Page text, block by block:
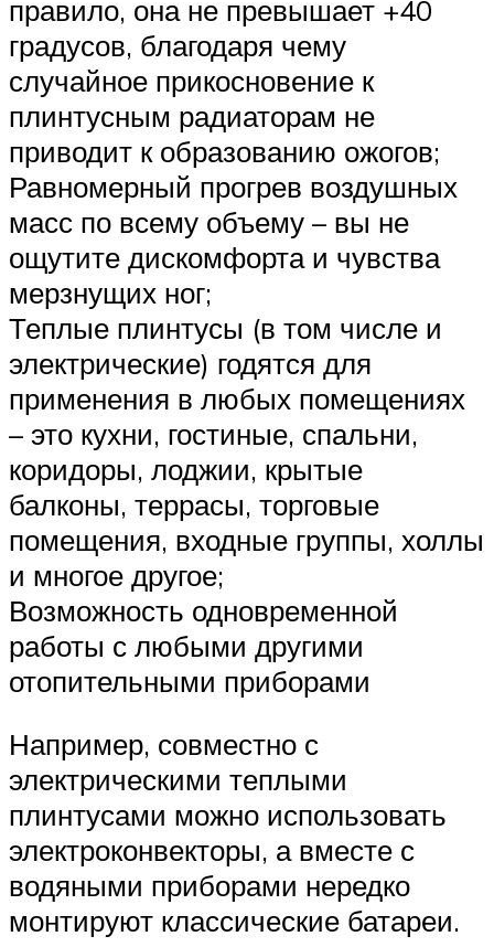
правило, она не превышает +40
градусов, благодаря чему
случайное прикосновение к
плинтусным радиаторам не
приводит к образованию ожогов;
Равномерный прогрев воздушных
масс по всему объему – вы не
ощутите дискомфорта и чувства
мерзнущих ног;
Теплые плинтусы (в том числе и
электрические) годятся для
применения в любых помещениях
– это кухни, гостиные, спальни,
коридоры, лоджии, крытые
балконы, террасы, торговые
помещения, входные группы, холлы
и многое другое;
Возможность одновременной
работы с любыми другими
отопительными приборами
Например, совместно с
электрическими теплыми
плинтусами можно использовать
электроконвекторы, а вместе с
водяными приборами нередко
монтируют классические батареи.